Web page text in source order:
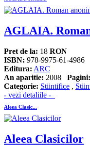
AGLAIA.
Pret de la: 18 RON
ISBN: 978-9975-61-4986
Editura: ARC
An aparitie: 2008 Pagini:
Categorie: Stiintifice ,
- vezi detaliile -
Aleea Clasic...
Aleea Clasicilor